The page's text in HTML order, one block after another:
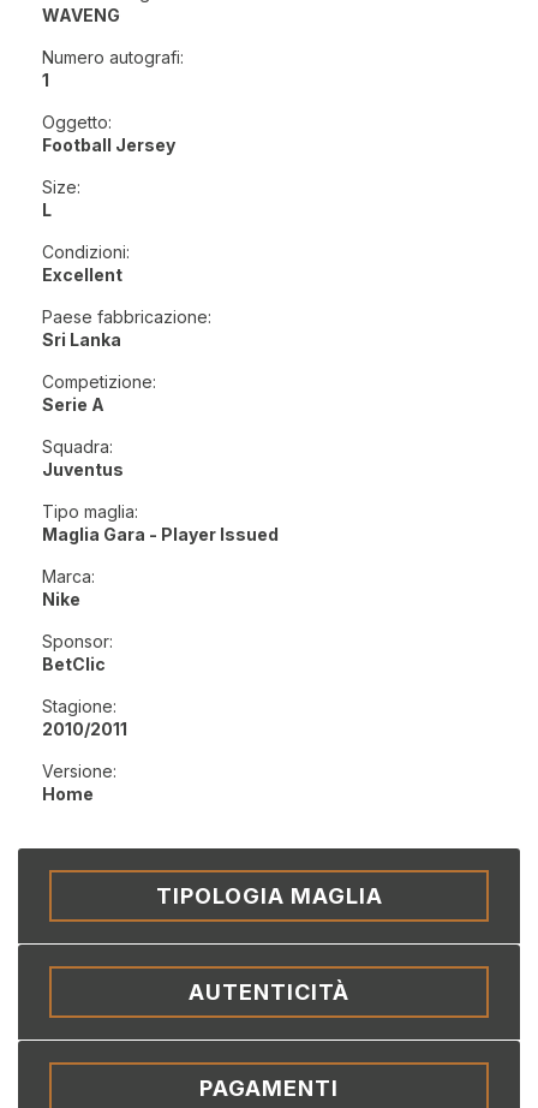
WAVENG
Numero autografi:
1
Oggetto:
Football Jersey
Size:
L
Condizioni:
Excellent
Paese fabbricazione:
Sri Lanka
Competizione:
Serie A
Squadra:
Juventus
Tipo maglia:
Maglia Gara - Player Issued
Marca:
Nike
Sponsor:
BetClic
Stagione:
2010/2011
Versione:
Home
TIPOLOGIA MAGLIA
AUTENTICITÀ
PAGAMENTI